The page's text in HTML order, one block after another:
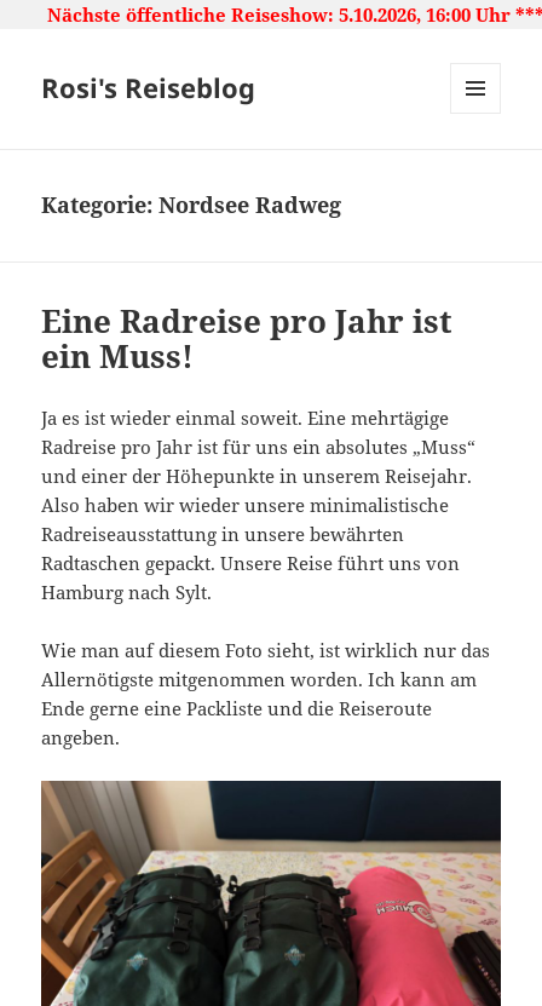
Reiseshow: 5.10.2026, 16:00 Uhr ***** Japan:
Rosi's Reiseblog
Kategorie:Nordsee Radweg
Eine Radreise pro Jahr ist
ein Muss!
Ja es ist wieder einmal soweit. Eine mehrtägige
Radreise pro Jahr ist für uns ein absolutes „Muss“
und einer der Höhepunkte in unserem Reisejahr.
Also haben wir wieder unsere minimalistische
Radreiseausstattung in unsere bewährten
Radtaschen gepackt. Unsere Reise führt uns von
Hamburg nach Sylt.
Wie man auf diesem Foto sieht, ist wirklich nur das
Allernötigste mitgenommen worden. Ich kann am
Ende gerne eine Packliste und die Reiseroute
angeben.